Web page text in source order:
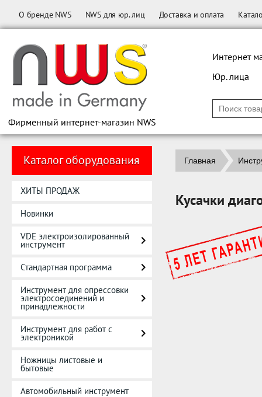
О бренде NWS NWS для юр. лиц Доставка и оплата
Фирменный интернет-магазин NWS
Интернет
Юр. лица
Каталог оборудования
ХИТЫ ПРОДАЖ
Новинки
VDE электроизолированный
инструмент
Стандартная программа
Инструмент для опрессовки
электросоединений и
принадлежности
Инструмент для работ с
электроникой
Ножницы листовые и
бытовые
Автомобильный инструмент
Главная
Кусачки